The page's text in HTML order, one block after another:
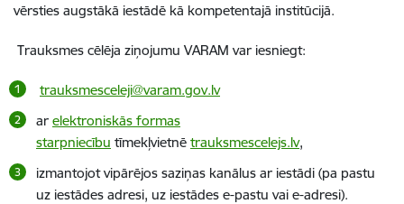
vērsties augstākā iestādē kā kompetentajā institūcijā.
Trauksmes cēlēja ziņojumu VARAM var iesniegt:
trauksmesceleji@varam.gov.lv
ar elektroniskās formas
starpniecību tīmekļvietnē trauksmescelejs.lv,
izmantojot vipārējos saziņas kanālus ar iestādi (pa pastu
uz iestādes adresi, uz iestādes e-pastu vai e-adresi).